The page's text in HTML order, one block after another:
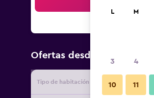
Ofertas desde Oferta
Tipo de habitación
L M
3 4
10 11